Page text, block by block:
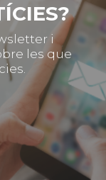
i
les que